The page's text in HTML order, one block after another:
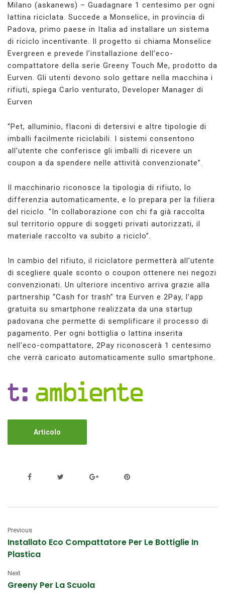
Milano (askanews) – Guadagnare 1 centesimo per ogni
lattina riciclata. Succede a Monselice, in provincia di
Padova, primo paese in Italia ad installare un sistema
di riciclo incentivante. Il progetto si chiama Monselice
Evergreen e prevede l’installazione dell’eco-
compattatore della serie Greeny Touch Me, prodotto da
Eurven. Gli utenti devono solo gettare nella macchina i
rifiuti, spiega Carlo venturato, Developer Manager di
Eurven
“Pet, alluminio, flaconi di detersivi e altre tipologie di
imballi facilmente riciclabili. I sistemi consentono
all’utente che conferisce gli imballi di ricevere un
coupon a da spendere nelle attività convenzionate”.
Il macchinario riconosce la tipologia di rifiuto, lo
differenzia automaticamente, e lo prepara per la filiera
del riciclo. “In collaborazione con chi fa già raccolta
sul territorio oppure di soggeti privati autorizzati, il
materiale raccolto va subito a riciclo”.
In cambio del rifiuto, il riciclatore permetterà all’utente
di scegliere quale sconto o coupon ottenere nei negozi
convenzionati. Un ulteriore incentivo arriva grazie alla
partnership “Cash for trash” tra Eurven e 2Pay, l’app
gratuita su smartphone realizzata da una startup
padovana che permette di semplificare il processo di
pagamento. Per ogni bottiglia o lattina inserita
nell’eco-compattatore, 2Pay riconoscerà 1 centesimo
che verrà caricato automaticamente sullo smartphone.
Articolo
Previous
Installato Eco Compattatore Per Le Bottiglie In
Plastica
Next
Greeny Per La Scuola